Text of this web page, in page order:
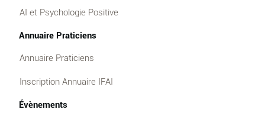
AI et Psychologie Positive
Annuaire Praticiens
Annuaire Praticiens
Inscription Annuaire IFAI
Évènements